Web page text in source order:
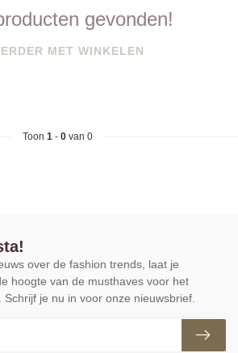
gevonden!
MET WINKELEN
Toon 1- 0van 0
over de fashion trends, laat je
hoogte van de musthaves voor het
je nu in voor onze nieuwsbrief.